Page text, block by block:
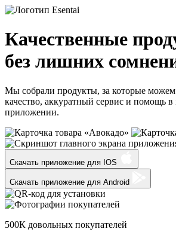
Качественные
без лишних
Мы собрали продукты, за которые можем
качество, аккуратный сервис и помощь
приложении.
Скачать приложение для IOS
Скачать приложение для Android
500К довольных покупателей